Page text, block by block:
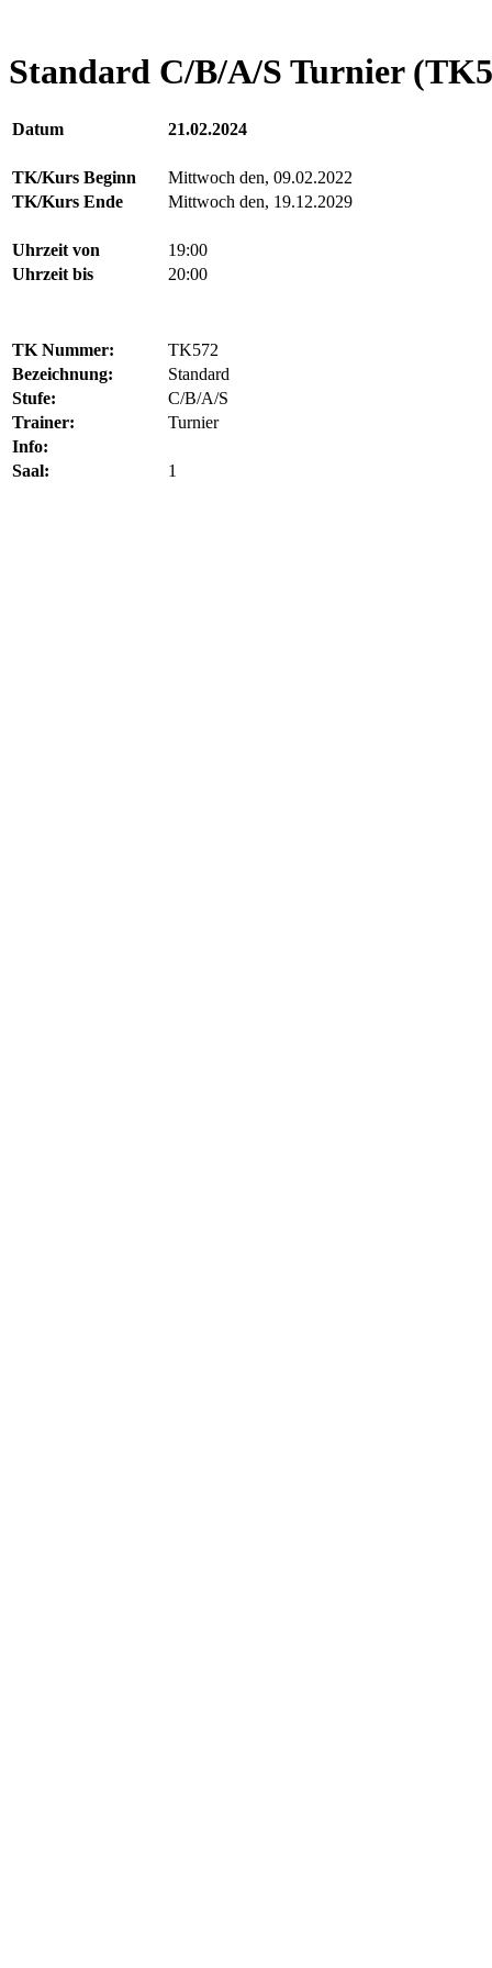
Standard C/B/A/S Turnier
Datum 21.02.2024
TK/Kurs Beginn
Mittwoch den, 09.02.2022
TK/Kurs Ende
Mittwoch den, 19.12.2029
Uhrzeit von
19:00
Uhrzeit bis
20:00
TK Nummer:
TK572
Bezeichnung:
Standard
Stufe:
C/B/A/S
Trainer:
Turnier
Info:
Saal:
1